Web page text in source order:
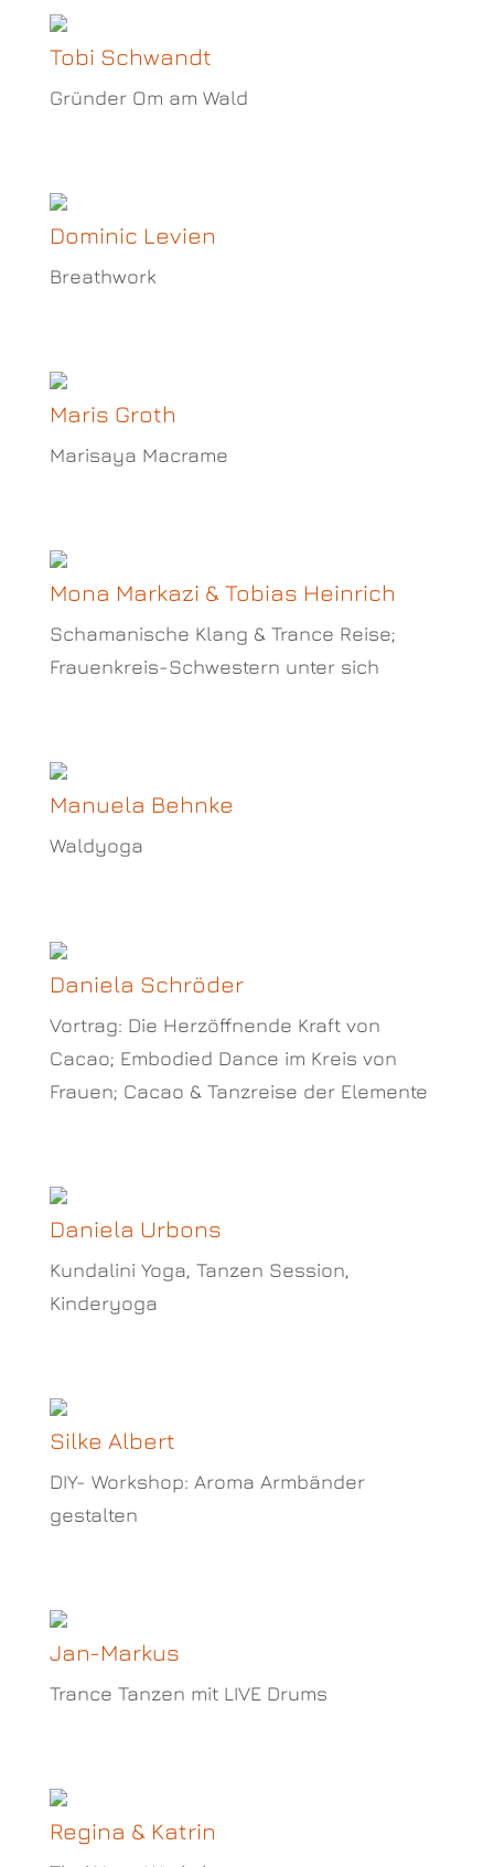
Tobi Schwandt
Gründer Om am Wald
Dominic Levien
Breathwork
Maris Groth
Marisaya Macrame
Mona Markazi & Tobias Heinrich
Schamanische Klang & Trance Reise;
Frauenkreis-Schwestern unter sich
Manuela Behnke
Waldyoga
Daniela Schröder
Vortrag: Die Herzöffnende Kraft von
Cacao; Embodied Dance im Kreis von
Frauen; Cacao & Tanzreise der Elemente
Daniela Urbons
Kundalini Yoga, Tanzen Session,
Kinderyoga
Silke Albert
DIY- Workshop: Aroma Armbänder
gestalten
Jan-Markus
Trance Tanzen mit LIVE Drums
Regina & Katrin